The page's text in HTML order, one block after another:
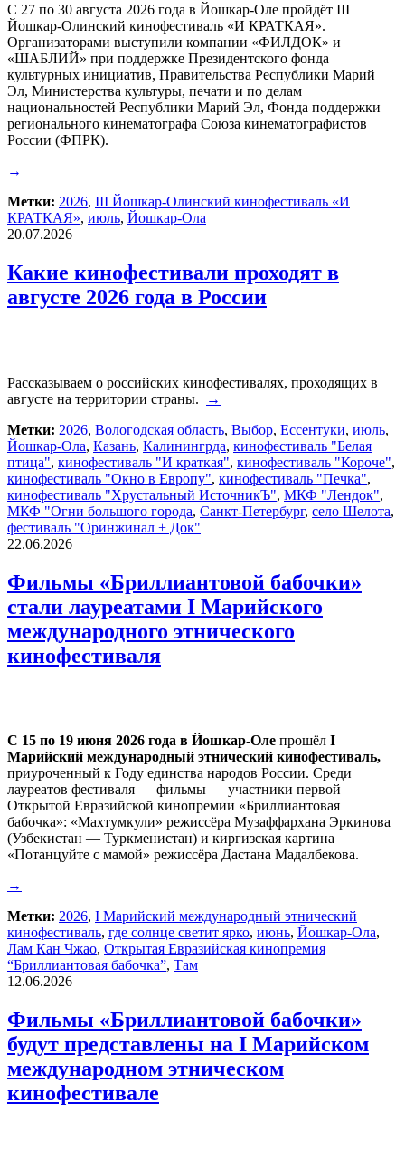
С 27 по 30 августа 2026 года в Йошкар-Оле пройдёт III
Йошкар-Олинский кинофестиваль «И КРАТКАЯ».
Организаторами выступили компании «ФИЛДОК» и
«ШАБЛИЙ» при поддержке Президентского фонда
культурных инициатив, Правительства Республики Марий
Эл, Министерства культуры, печати и по делам
национальностей Республики Марий Эл, Фонда поддержки
регионального кинематографа Союза кинематографистов
России (ФПРК).
→
Метки: 2026, III Йошкар-Олинский кинофестиваль «И
КРАТКАЯ», июль, Йошкар-Ола
20.07.2026
Какие кинофестивали проходят в
августе 2026 года в России
Рассказываем о российских кинофестивалях, проходящих в
августе на территории страны.
→
Метки: 2026, Вологодская область, Выбор, Ессентуки, июль,
Йошкар-Ола, Казань, Калинингрда, кинофестиваль "Белая
птица", кинофестиваль "И краткая", кинофестиваль "Короче",
кинофестиваль "Окно в Европу", кинофестиваль "Печка",
кинофестиваль "Хрустальный ИсточникЪ", МКФ "Лендок",
МКФ "Огни большого города, Санкт-Петербург, село Шелота,
фестиваль "Оринжинал + Док"
22.06.2026
Фильмы «Бриллиантовой бабочки»
стали лауреатами I Марийского
международного этнического
кинофестиваля
С 15 по 19 июня 2026 года в Йошкар-Оле прошёл I
Марийский международный этнический кинофестиваль,
приуроченный к Году единства народов России. Среди
лауреатов фестиваля — фильмы — участники первой
Открытой Евразийской кинопремии «Бриллиантовая
бабочка»: «Махтумкули» режиссёра Музаффархана Эркинова
(Узбекистан — Туркменистан) и киргизская картина
«Потанцуйте с мамой» режиссёра Дастана Мадалбекова.
→
Метки: 2026, I Марийский международный этнический
кинофестиваль, где солнце светит ярко, июнь, Йошкар-Ола,
Лам Кан Чжао, Открытая Евразийская кинопремия
“Бриллиантовая бабочка”, Там
12.06.2026
Фильмы «Бриллиантовой бабочки»
будут представлены на I Марийском
международном этническом
кинофестивале